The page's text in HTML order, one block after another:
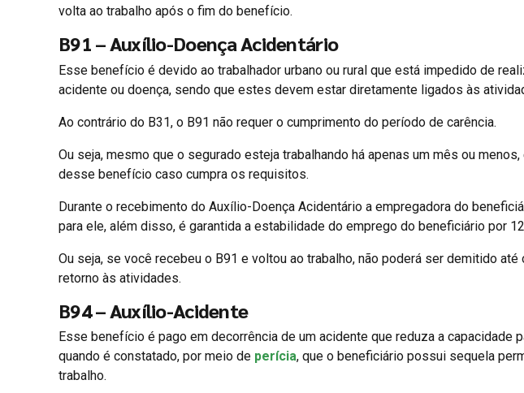
volta ao trabalho após o fim do benefício.
B91 – Auxílio-Doença Acidentário
Esse benefício é devido ao trabalhador urbano ou rural que está impedido de
acidente ou doença, sendo que estes devem estar diretamente ligados às
Ao contrário do B31, o B91 não requer o cumprimento do período de carência.
Ou seja, mesmo que o segurado esteja trabalhando há apenas um mês ou
desse benefício caso cumpra os requisitos.
Durante o recebimento do Auxílio-Doença Acidentário a empregadora do
para ele, além disso, é garantida a estabilidade do emprego do beneficiário por
Ou seja, se você recebeu o B91 e voltou ao trabalho, não poderá ser demitido
retorno às atividades.
B94 – Auxílio-Acidente
Esse benefício é pago em decorrência de um acidente que reduza a capacidade
quando é constatado, por meio de perícia, que o beneficiário possui sequela
trabalho.